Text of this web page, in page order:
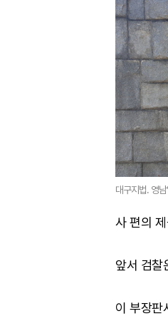
대구지법. 영
사 편의
앞서 검
이 부장판